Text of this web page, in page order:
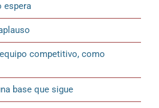
espera
competitivo, como
base que sigue